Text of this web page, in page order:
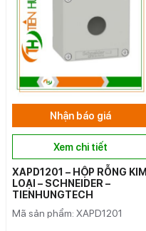
Nhận báo giá
Xem chi tiết
XAPD1201 – HỘP RỖNG KIM
LOẠI – SCHNEIDER –
TIENHUNGTECH
Mã sản phẩm: XAPD1201